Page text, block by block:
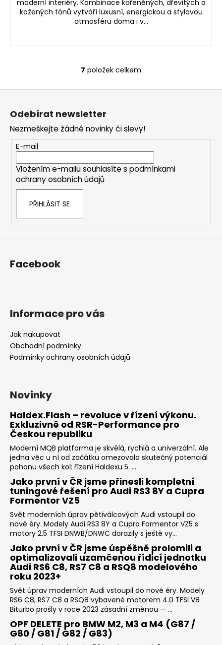
moderní interiéry. Kombinace kořeněných, dřevitých a
kožených tónů vytváří luxusní, energickou a stylovou
atmosféru doma i v...
O
v
a
c
í
p
r
ý
p
7 položek celkem
Odebírat newsletter
Nezmeškejte žádné novinky či slevy!
E-mail
Vložením e-mailu souhlasíte s podmínkami
ochrany osobních údajů
PŘIHLÁSIT SE
Facebook
Informace pro vás
Jak nakupovat
Obchodní podmínky
Podmínky ochrany osobních údajů
Novinky
Haldex.Flash – revoluce v řízení výkonu.
Exkluzivně od RSR-Performance pro
Českou republiku
Moderní MQB platforma je skvělá, rychlá a univerzální. Ale
jedna věc u ní od začátku omezovala skutečný potenciál
pohonu všech kol: řízení Haldexu 5. ...
Jako první v ČR jsme přinesli kompletní
tuningové řešení pro Audi RS3 8Y a Cupra
Formentor VZ5
Svět moderních úprav pětiválcových Audi vstoupil do
nové éry. Modely Audi RS3 8Y a Cupra Formentor VZ5 s
motory 2.5 TFSI DNWB/DNWC dorazily s ještě vy...
Jako první v ČR jsme úspěšně prolomili a
optimalizovali uzamčenou řídicí jednotku
Audi RS6 C8, RS7 C8 a RSQ8 modelového
roku 2023+
Svět úprav moderních Audi vstoupil do nové éry. Modely
RS6 C8, RS7 C8 a RSQ8 vybavené motorem 4.0 TFSI V8
Biturbo prošly v roce 2023 zásadní změnou — ...
OPF DELETE pro BMW M2, M3 a M4 (G87 /
G80 / G81 / G82 / G83)